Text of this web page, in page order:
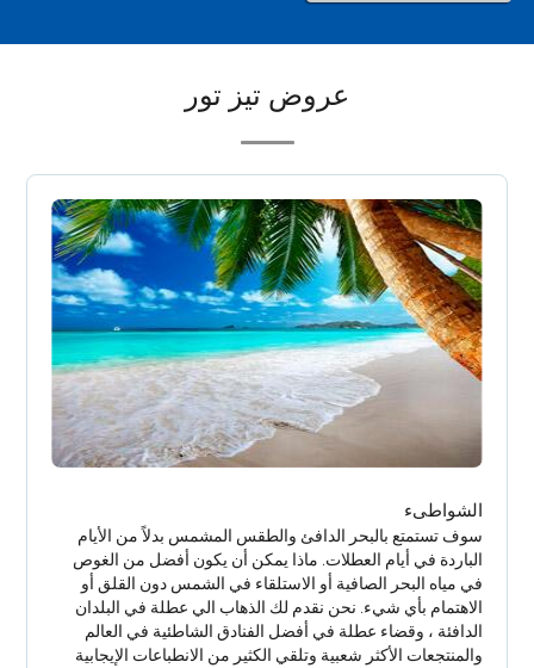
عروض تيز تور
الشواطىء
سوف تستمتع بالبحر الدافئ والطقس المشمس بدلاً من الأيام
الباردة في أيام العطلات. ماذا يمكن أن يكون أفضل من الغوص
في مياه البحر الصافية أو الاستلقاء في الشمس دون القلق أو
الاهتمام بأي شيء. نحن نقدم لك الذهاب الي عطلة في البلدان
الدافئة ، وقضاء عطلة في أفضل الفنادق الشاطئية في العالم
والمنتجعات الأكثر شعبية وتلقي الكثير من الانطباعات الإيجابية